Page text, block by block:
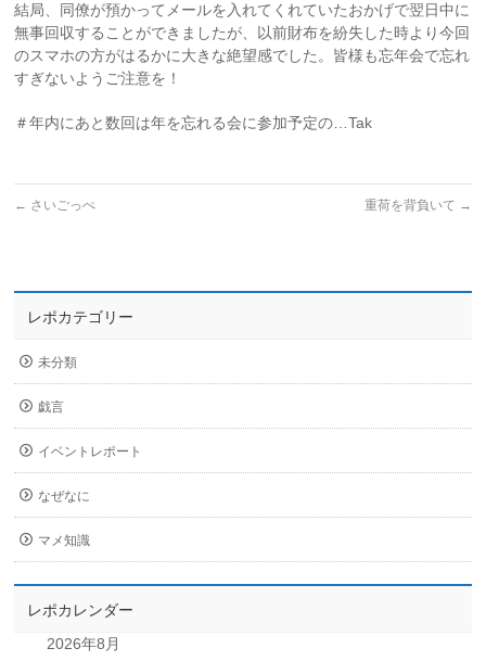
結局、同僚が預かってメールを入れてくれていたおかげで翌日中に
無事回収することができましたが、以前財布を紛失した時より今回
のスマホの方がはるかに大きな絶望感でした。皆様も忘年会で忘れ
すぎないようご注意を！
＃年内にあと数回は年を忘れる会に参加予定の…Tak
← さいごっぺ 重荷を背負いて →
レポカテゴリー
未分類
戯言
イベントレポート
なぜなに
マメ知識
レポカレンダー
2026年8月